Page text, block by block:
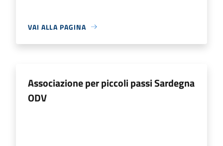
VAI ALLA PAGINA
Associazione per piccoli passi Sardegna
ODV